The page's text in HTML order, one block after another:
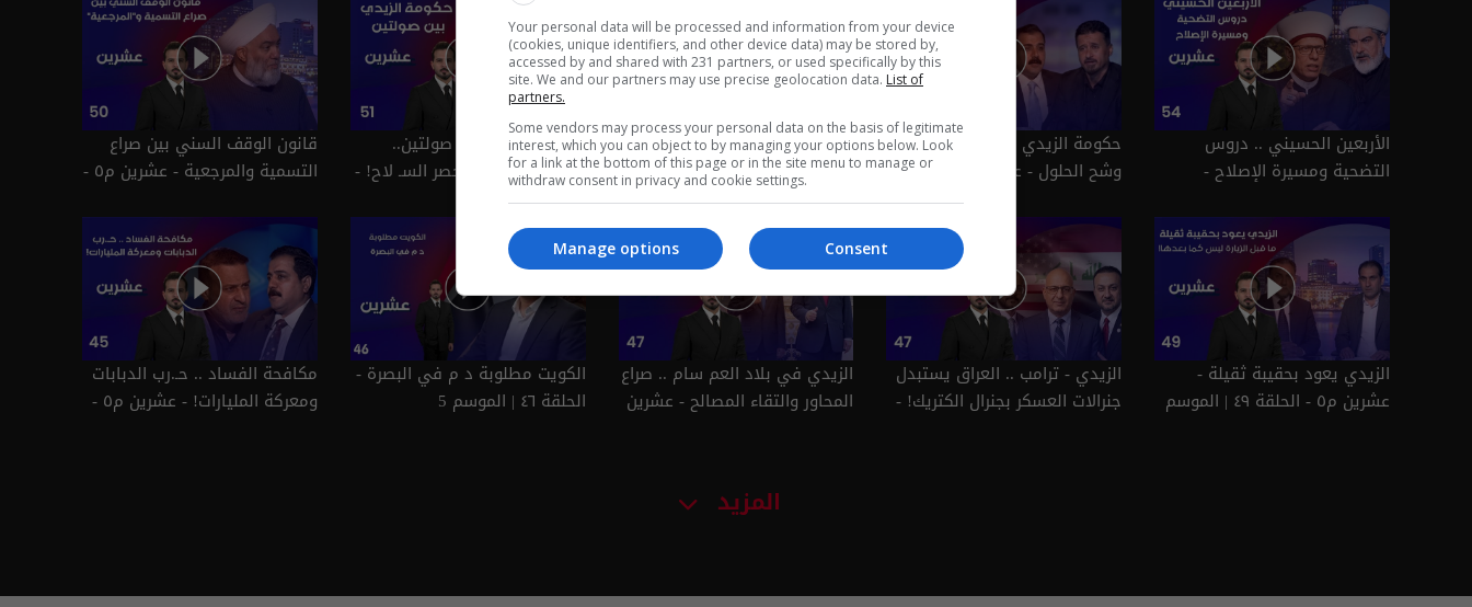
الأربعين الحسيني .. دروس
التضحية ومسيرة الإصلاح -
5
حكومة الزيدي .. بين مهلة ايلول
وشح الحلول - عشرين م٥ - الحلقة
العراق من المحيط إلى الخليج..
زيارات ومسـ.يرات! - عشرين م٥ -
الحلقة ٥٢ | الموسم 5
حكومة الزيدي بين صولتين..
مكافحة الفساد وحصر السـ لاح! -
5
قانون الوقف السني بين صراع
التسمية والمرجعية - عشرين م٥ -
الزيدي يعود بحقيبة ثقيلة -
عشرين م٥ - الحلقة ٤٩ | الموسم
الزيدي - ترامب .. العراق يستبدل
جنرالات العسكر بجنرال الكتريك! -
الزيدي في بلاد العم سام .. صراع
المحاور والتقاء المصالح - عشرين
الكويت مطلوبة د م في البصرة -
الحلقة ٤٦ | الموسم 5
مكافحة الفساد .. حـ.رب الدبابات
ومعركة المليارات! - عشرين م٥ -
المزيد
Your personal data will be processed and information from your device
(cookies, unique identifiers, and other device data) may be stored by,
accessed by and shared with 231 partners, or used specifically by this
site. We and our partners may use precise geolocation data. List of
partners.
Some vendors may process your personal data on the basis of legitimate
interest, which you can object to by managing your options below. Look
for a link at the bottom of this page or in the site menu to manage or
withdraw consent in privacy and cookie settings.
Consent
Manage options